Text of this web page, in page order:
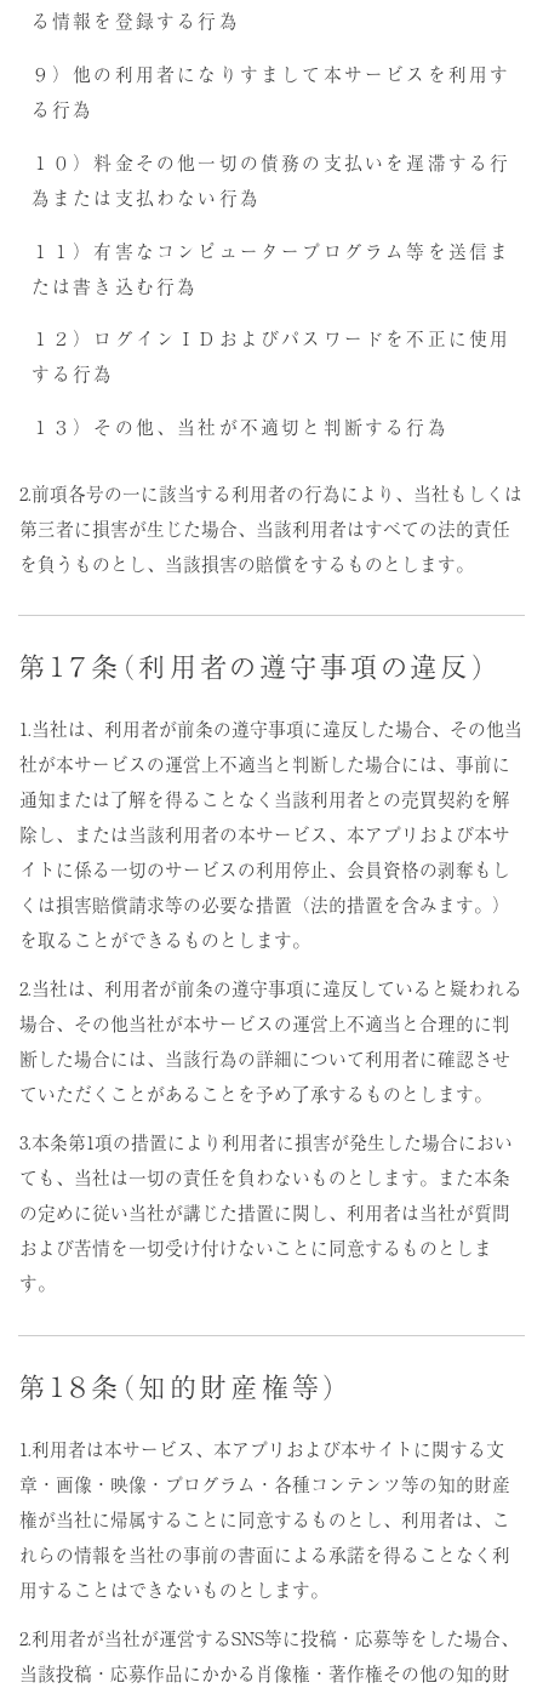
る情報を登録する行為
９）他の利用者になりすまして本サービスを利用す
る行為
１０）料金その他一切の債務の支払いを遅滞する行
為または支払わない行為
１１）有害なコンピュータープログラム等を送信ま
たは書き込む行為
１２）ログインＩＤおよびパスワードを不正に使用
する行為
１３）その他、当社が不適切と判断する行為
2.前項各号の一に該当する利用者の行為により、当社もしくは
第三者に損害が生じた場合、当該利用者はすべての法的責任
を負うものとし、当該損害の賠償をするものとします。
第１７条（利用者の遵守事項の違反）
1.当社は、利用者が前条の遵守事項に違反した場合、その他当
社が本サービスの運営上不適当と判断した場合には、事前に
通知または了解を得ることなく当該利用者との売買契約を解
除し、または当該利用者の本サービス、本アプリおよび本サ
イトに係る一切のサービスの利用停止、会員資格の剥奪もし
くは損害賠償請求等の必要な措置（法的措置を含みます。）
を取ることができるものとします。
2.当社は、利用者が前条の遵守事項に違反していると疑われる
場合、その他当社が本サービスの運営上不適当と合理的に判
断した場合には、当該行為の詳細について利用者に確認させ
ていただくことがあることを予め了承するものとします。
3.本条第1項の措置により利用者に損害が発生した場合におい
ても、当社は一切の責任を負わないものとします。また本条
の定めに従い当社が講じた措置に関し、利用者は当社が質問
および苦情を一切受け付けないことに同意するものとしま
す。
第１８条（知的財産権等）
1.利用者は本サービス、本アプリおよび本サイトに関する文
章・画像・映像・プログラム・各種コンテンツ等の知的財産
権が当社に帰属することに同意するものとし、利用者は、こ
れらの情報を当社の事前の書面による承諾を得ることなく利
用することはできないものとします。
2.利用者が当社が運営するSNS等に投稿・応募等をした場合、
当該投稿・応募作品にかかる肖像権・著作権その他の知的財